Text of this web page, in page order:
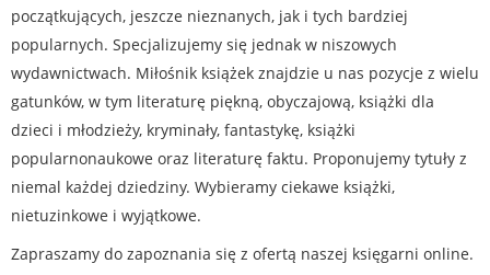
początkujących, jeszcze nieznanych, jak i tych bardziej
popularnych. Specjalizujemy się jednak w niszowych
wydawnictwach. Miłośnik książek znajdzie u nas pozycje z wielu
gatunków, w tym literaturę piękną, obyczajową, książki dla
dzieci i młodzieży, kryminały, fantastykę, książki
popularnonaukowe oraz literaturę faktu. Proponujemy tytuły z
niemal każdej dziedziny. Wybieramy ciekawe książki,
nietuzinkowe i wyjątkowe.
Zapraszamy do zapoznania się z ofertą naszej księgarni online.